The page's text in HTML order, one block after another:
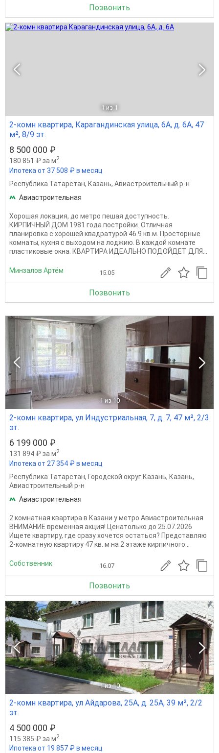
Позвонить
1 из 1
2-комн квартира, Карагандинская улица, 6А, д. 6А, 47
м², 8/9 эт.
8 500 000 ₽
180 851 ₽ за м2
Ипотека от 37 508 ₽ в месяц
Республика Татарстан, Казань, Авиастроительный р-н
Авиастроительная
Хорошая локация, до метро пешая доступность.
КИРПИЧНЫЙ ДОМ 1981 года постройки. Отличная
планировка с хорошей квадратурой 46.9 кв.м. Просторные
комнаты, кухня с выходом на лоджию. В каждой комнате
пластиковые окна. КВАРТИРА ИДЕАЛЬНО ПОДОЙДЕТ ДЛЯ...
Минзалов Артём 15.05
Позвонить
1 из 10
2-комн квартира, ул Индустриальная, 7, д. 7, 47 м², 2/3
эт.
6 199 000 ₽
131 894 ₽ за м2
Ипотека от 27 354 ₽ в месяц
Республика Татарстан, Городской округ Казань, Казань,
Авиастроительный р-н
Авиастроительная
2 комнатная квартира в Казани у метро Авиастроительная
ВНИМАНИЕ временная акция! Ценатолько до 25.07.2026
Ищете квартиру, где сразу хочется остаться? Представляю
2-комнатную квартиру 47 кв. м на 2 этаже кирпичного...
Собственник 16.07
Позвонить
1 из 10
2-комн квартира, ул Айдарова, 25А, д. 25А, 39 м², 2/2
эт.
4 500 000 ₽
115 385 ₽ за м2
Ипотека от 19 857 ₽ в месяц